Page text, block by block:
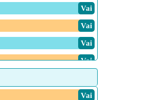
Vai
Vai
Vai
Vai
Vai